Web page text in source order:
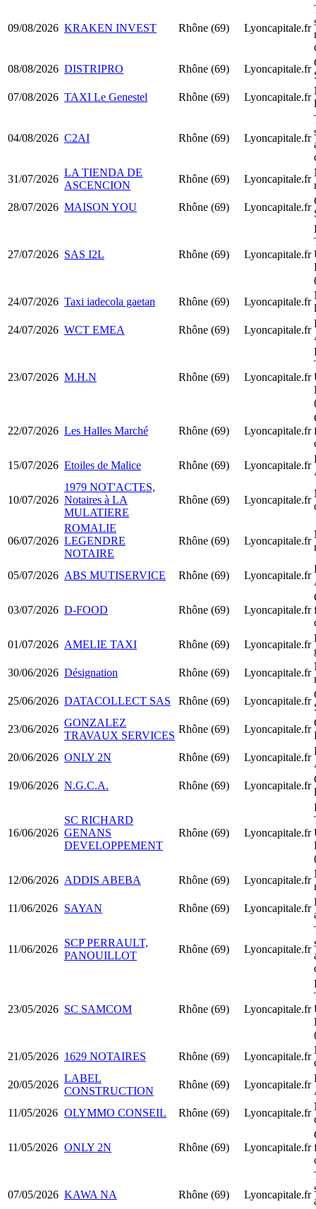
09/08/2026 KRAKEN INVEST Rhône (69) Lyoncapitale.fr
08/08/2026 DISTRIPRO Rhône (69) Lyoncapitale.fr
07/08/2026 TAXI Le Genestel Rhône (69) Lyoncapitale.fr
04/08/2026 C2AI Rhône (69) Lyoncapitale.fr
31/07/2026
LA TIENDA DE
ASCENCION
Rhône (69) Lyoncapitale.fr
28/07/2026 MAISON YOU Rhône (69) Lyoncapitale.fr
27/07/2026 SAS I2L Rhône (69) Lyoncapitale.fr
24/07/2026 Taxi iadecola gaetan Rhône (69) Lyoncapitale.fr
24/07/2026 WCT EMEA Rhône (69) Lyoncapitale.fr
23/07/2026 M.H.N Rhône (69) Lyoncapitale.fr
22/07/2026 Les Halles Marché Rhône (69) Lyoncapitale.fr
15/07/2026 Etoiles de Malice Rhône (69) Lyoncapitale.fr
10/07/2026
1979 NOT'ACTES,
Notaires à LA
MULATIERE
Rhône (69) Lyoncapitale.fr
06/07/2026
ROMALIE
LEGENDRE
NOTAIRE
Rhône (69) Lyoncapitale.fr
05/07/2026 ABS MUTISERVICE Rhône (69) Lyoncapitale.fr
03/07/2026 D-FOOD Rhône (69) Lyoncapitale.fr
01/07/2026 AMELIE TAXI Rhône (69) Lyoncapitale.fr
30/06/2026 Désignation Rhône (69) Lyoncapitale.fr
25/06/2026 DATACOLLECT SAS Rhône (69) Lyoncapitale.fr
23/06/2026
GONZALEZ
TRAVAUX SERVICES
Rhône (69) Lyoncapitale.fr
20/06/2026 ONLY 2N Rhône (69) Lyoncapitale.fr
19/06/2026 N.G.C.A. Rhône (69) Lyoncapitale.fr
16/06/2026
SC RICHARD
GENANS
DEVELOPPEMENT
Rhône (69) Lyoncapitale.fr
12/06/2026 ADDIS ABEBA Rhône (69) Lyoncapitale.fr
11/06/2026 SAYAN Rhône (69) Lyoncapitale.fr
11/06/2026
SCP PERRAULT,
PANOUILLOT
Rhône (69) Lyoncapitale.fr
23/05/2026 SC SAMCOM Rhône (69) Lyoncapitale.fr
21/05/2026 1629 NOTAIRES Rhône (69) Lyoncapitale.fr
20/05/2026
LABEL
CONSTRUCTION
Rhône (69) Lyoncapitale.fr
11/05/2026 OLYMMO CONSEIL Rhône (69) Lyoncapitale.fr
11/05/2026 ONLY 2N Rhône (69) Lyoncapitale.fr
07/05/2026 KAWA NA Rhône (69) Lyoncapitale.fr